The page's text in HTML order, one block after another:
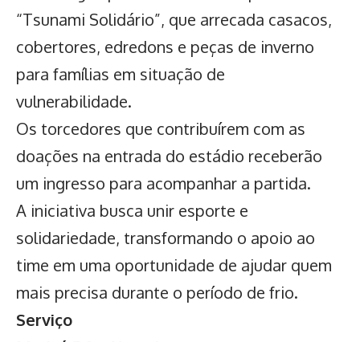
“Tsunami Solidário”, que arrecada casacos,
cobertores, edredons e peças de inverno
para famílias em situação de
vulnerabilidade.
Os torcedores que contribuírem com as
doações na entrada do estádio receberão
um ingresso para acompanhar a partida.
A iniciativa busca unir esporte e
solidariedade, transformando o apoio ao
time em uma oportunidade de ajudar quem
mais precisa durante o período de frio.
Serviço